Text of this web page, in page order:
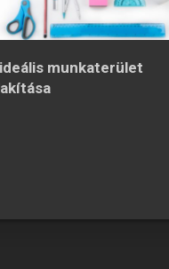
munkaterület